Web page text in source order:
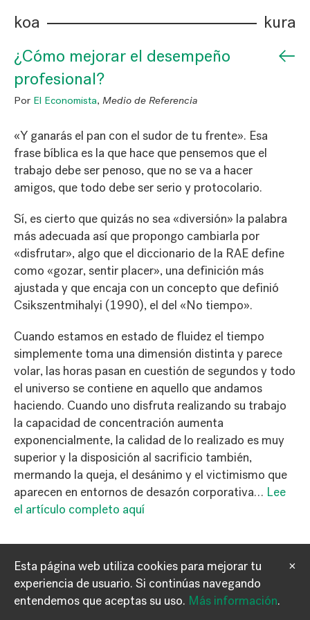
koa kura
Información Contacto
¿Cómo mejorar el desempeño
profesional?
←
Por El Economista, Medio de Referencia
«Y ganarás el pan con el sudor de tu frente». Esa
frase bíblica es la que hace que pensemos que el
trabajo debe ser penoso, que no se va a hacer
amigos, que todo debe ser serio y protocolario.
Sí, es cierto que quizás no sea «diversión» la palabra
más adecuada así que propongo cambiarla por
«disfrutar», algo que el diccionario de la RAE define
como «gozar, sentir placer», una definición más
ajustada y que encaja con un concepto que definió
Csikszentmihalyi (1990), el del «No tiempo».
Cuando estamos en estado de fluidez el tiempo
simplemente toma una dimensión distinta y parece
volar, las horas pasan en cuestión de segundos y todo
el universo se contiene en aquello que andamos
haciendo. Cuando uno disfruta realizando su trabajo
la capacidad de concentración aumenta
exponencialmente, la calidad de lo realizado es muy
superior y la disposición al sacrificio también,
mermando la queja, el desánimo y el victimismo que
aparecen en entornos de desazón corporativa… Lee
el artículo completo aquí
×
Esta página web utiliza cookies para mejorar tu
experiencia de usuario. Si continúas navegando
entendemos que aceptas su uso. Más información.